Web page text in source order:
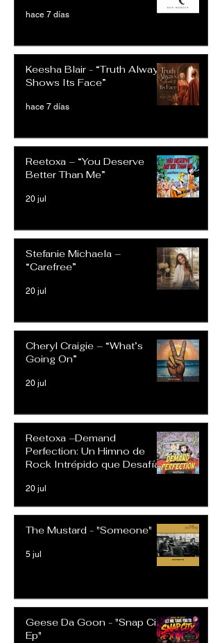
hace 7 días
Keesha Blair - “Truth Always
Shows Its Face”
hace 7 días
Reetoxa – “You Deserve
Better Than Me”
20 jul
Stefanie Michaela –
“Carefree”
20 jul
Cheryl Craigie – “What’s
Going On”
20 jul
Reetoxa –Demand
Perfection: Un Himno de
Rock Intrépido que Desafía
20 jul
The Mustard - "Someone"
5 jul
Geese Da Goon - "Snap City
Ep"